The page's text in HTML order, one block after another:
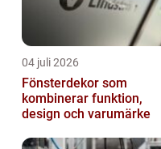
04 juli 2026
Fönsterdekor som
kombinerar funktion,
design och varumärke